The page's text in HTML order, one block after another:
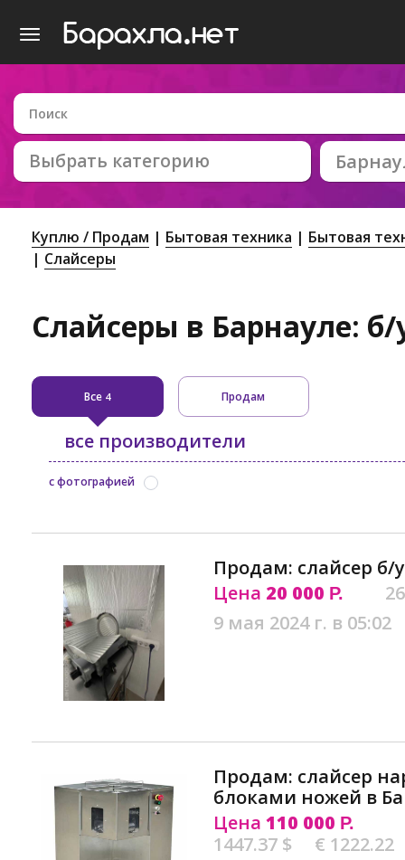
Выбрать категорию
Куплю / Продам Бытовая техника
Бытовая
Слайсеры
Слайсеры в Барнауле:
Все 4 Продам
все производители
с фотографией
Продам: слайсер б/
Цена 20 000 Р.
9 мая 2024 г. в 05:02
Продам: слайсер
блоками ножей в
Цена 110 000 Р.
1447.37 $
€ 1222.22